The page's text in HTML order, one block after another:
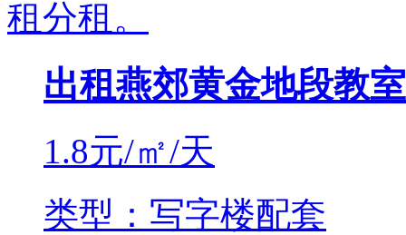
出租燕郊黄金地段教
1.8元/㎡/天
类型：写字楼配套